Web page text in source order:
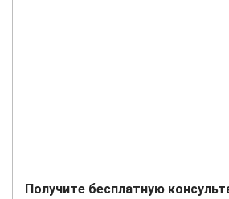
Получите бесплатную